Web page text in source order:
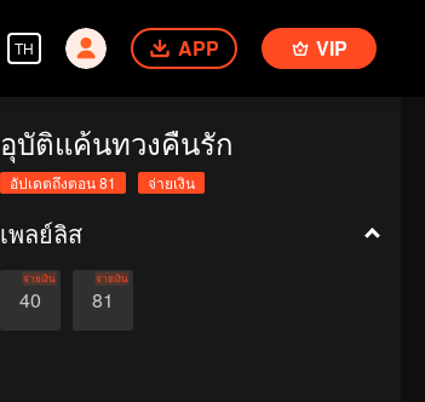
TH APP VIP
อุบัติแค้นทวงคืนรัก
อัปเดตถึงตอน 81 จ่ายเงิน
เพลย์ลิส
40
จ่ายเงิน
81
จ่ายเงิน